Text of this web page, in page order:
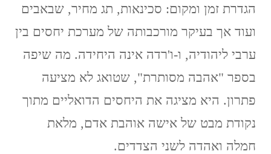
הגדרת זמן ומקום: סכינאות, תג מחיר, שבאבים
ועוד אך בעיקר מורכבותה של מערכת יחסים בין
ערבי ליהודיה, ו-ו'רדה אינה היחידה. מה שיפה
בספר "אהבה מסותרת", שטואג לא מציעה
פתרון. היא מציגה את היחסים הדואליים מתוך
נקודת מבט של אישה אוהבת אדם, מלאת
חמלה ואהדה לשני הצדדים.